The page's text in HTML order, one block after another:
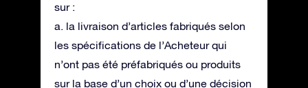
sur :
a. la livraison d’articles fabriqués selon
les spécifications de l’Acheteur qui
n’ont pas été préfabriqués ou produits
sur la base d’un choix ou d’une décision